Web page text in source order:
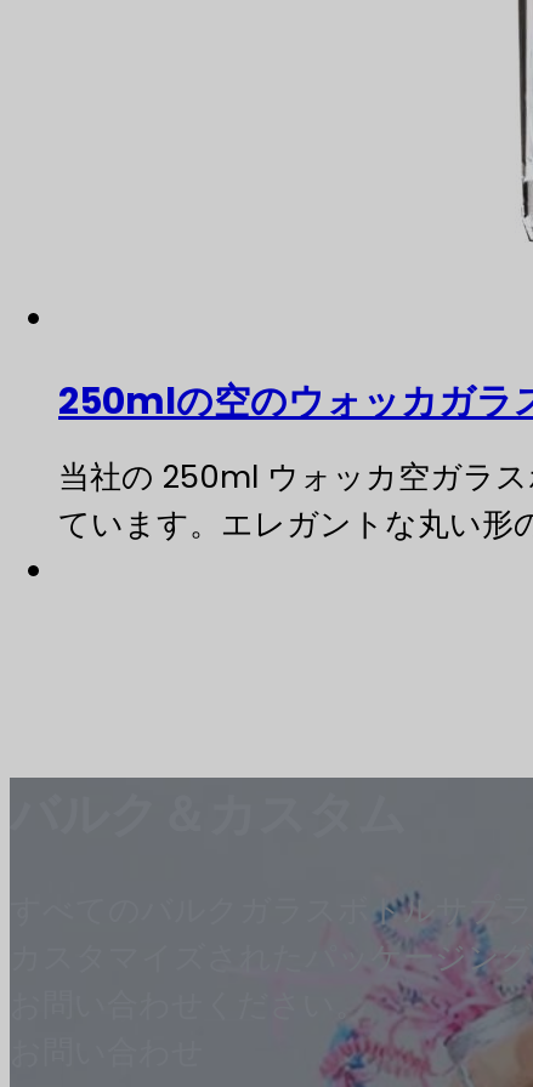
250mlの空のウォッカガラ
当社の 250ml ウォッカ空ガラ
ています。エレガントな丸い形
すべてのバルクガラスボトルサプ
カスタマイズされたパッケージン
お問い合わせください。